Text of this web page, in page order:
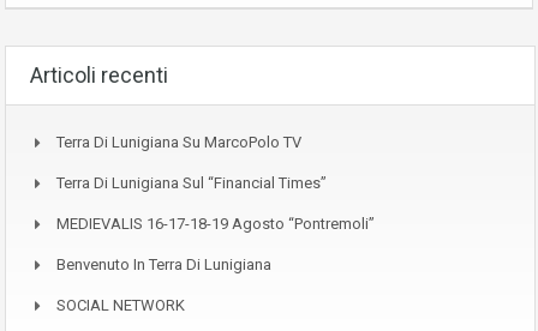
Articoli recenti
Terra Di Lunigiana Su MarcoPolo TV
Terra Di Lunigiana Sul “Financial Times”
MEDIEVALIS 16-17-18-19 Agosto “Pontremoli”
Benvenuto In Terra Di Lunigiana
SOCIAL NETWORK